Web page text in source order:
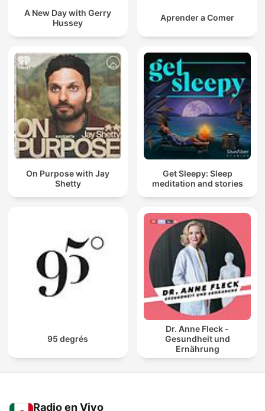
A New Day with Gerry
Hussey
Aprender a Comer
On Purpose with Jay
Shetty
Get Sleepy: Sleep
meditation and stories
95 degrés
Dr. Anne Fleck -
Gesundheit und
Ernährung
Radio en Vivo